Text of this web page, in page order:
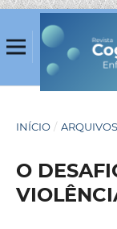
INÍCIO / ARQUIVOS
O